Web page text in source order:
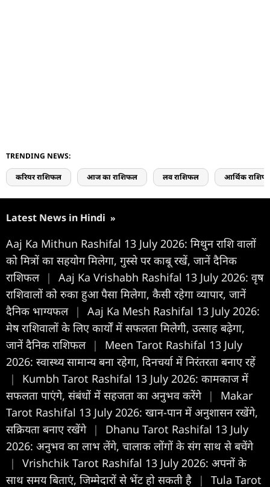
TRENDING NEWS:
करियर राशिफल आज का राशिफल लव राशिफल आर्थिक
Latest News in Hindi »
Aaj Ka Mithun Rashifal 13 July 2026: मिथुन राशि वालों
को मित्रों का सहयोग मिलेगा, गुस्से पर काबू रखें, जानें दैनिक
राशिफल |
Aaj Ka Vrishabh Rashifal 13 July 2026: वृष
राशिवालों को रुका हुआ पैसा मिलेगा, कैसी रहेगा व्यापार, जानें
दैनिक भाग्यफल |
Aaj Ka Mesh Rashifal 13 July 2026:
मेष राशिवालों के लिए कार्यों में सफलता मिलेगी, उत्साह बढ़ेगा,
जानें दैनिक राशिफल |
Meen Tarot Rashifal 13 July
2026: स्वास्थ्य सामान्य बना रहेगा, दिनचर्या में निरंतरता बनाए रहें
|
Kumbh Tarot Rashifal 13 July 2026: कामकाज में
सफलता पाएंगे, संबंधों में सहजता का अनुभव करेंगे |
Makar
Tarot Rashifal 13 July 2026: खान-पान में अनुशासन रखेंगे,
सक्रियता बनाए रखेंगे |
Dhanu Tarot Rashifal 13 July
2026: अनुभव का लाभ लेंगे, चालाक लोंगों के संग साथ से बचेंगे
|
Vrishchik Tarot Rashifal 13 July 2026: अपनों के
साथ समय बिताएं, जिम्मेदारों से भेंट हो सकती है
|
Tula Tarot